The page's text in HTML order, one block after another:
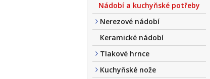
Nádobí a kuchyňské potřeby
Nerezové nádobí
Keramické nádobí
Tlakové hrnce
Kuchyňské nože